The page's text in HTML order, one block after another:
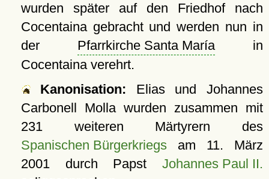
wurden später auf den Friedhof nach
Cocentaina gebracht und werden nun in
der Pfarrkirche Santa Maríain
Cocentaina verehrt.
Kanonisation: Elias und Johannes
Carbonell Molla wurden zusammen mit
231 weiteren Märtyrern des
Spanischen Bürgerkriegsam 11. März
2001durch Papst Johannes Paul II.